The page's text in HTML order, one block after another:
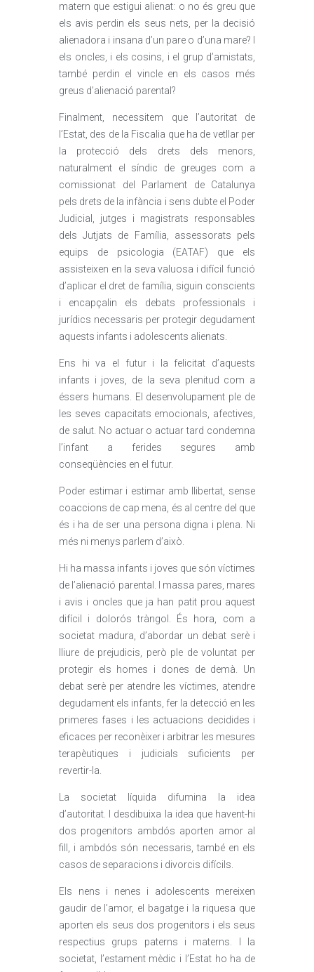
matern que estigui alienat: o no és greu que
els avis perdin els seus nets, per la decisió
alienadora i insana d’un pare o d’una mare? I
els oncles, i els cosins, i el grup d’amistats,
també perdin el vincle en els casos més
greus d’alienació parental?
Finalment, necessitem que l’autoritat de
l’Estat, des de la Fiscalia que ha de vetllar per
la protecció dels drets dels menors,
naturalment el síndic de greuges com a
comissionat del Parlament de Catalunya
pels drets de la infància i sens dubte el Poder
Judicial, jutges i magistrats responsables
dels Jutjats de Família, assessorats pels
equips de psicologia (EATAF) que els
assisteixen en la seva valuosa i difícil funció
d’aplicar el dret de família, siguin conscients
i encapçalin els debats professionals i
jurídics necessaris per protegir degudament
aquests infants i adolescents alienats.
Ens hi va el futur i la felicitat d’aquests
infants i joves, de la seva plenitud com a
éssers humans. El desenvolupament ple de
les seves capacitats emocionals, afectives,
de salut. No actuar o actuar tard condemna
l’infant a ferides segures amb
conseqüències en el futur.
Poder estimar i estimar amb llibertat, sense
coaccions de cap mena, és al centre del que
és i ha de ser una persona digna i plena. Ni
més ni menys parlem d’això.
Hi ha massa infants i joves que són víctimes
de l’alienació parental. I massa pares, mares
i avis i oncles que ja han patit prou aquest
difícil i dolorós tràngol. És hora, com a
societat madura, d’abordar un debat serè i
lliure de prejudicis, però ple de voluntat per
protegir els homes i dones de demà. Un
debat serè per atendre les víctimes, atendre
degudament els infants, fer la detecció en les
primeres fases i les actuacions decidides i
eficaces per reconèixer i arbitrar les mesures
terapèutiques i judicials suficients per
revertir-la.
La societat líquida difumina la idea
d’autoritat. I desdibuixa la idea que havent-hi
dos progenitors ambdós aporten amor al
fill, i ambdós són necessaris, també en els
casos de separacions i divorcis difícils.
Els nens i nenes i adolescents mereixen
gaudir de l’amor, el bagatge i la riquesa que
aporten els seus dos progenitors i els seus
respectius grups paterns i materns. I la
societat, l’estament mèdic i l’Estat ho ha de